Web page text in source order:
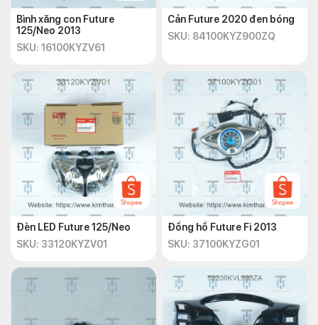
Bình xăng con Future
125/Neo 2013
SKU: 16100KYZV61
Cản Future 2020 đen bóng
SKU: 84100KYZ900ZQ
Đèn LED Future 125/Neo
SKU: 33120KYZV01
Đồng hồ Future Fi 2013
SKU: 37100KYZG01